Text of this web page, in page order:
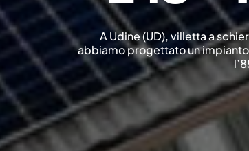
A Udine (UD), villetta a
abbiamo progettato un